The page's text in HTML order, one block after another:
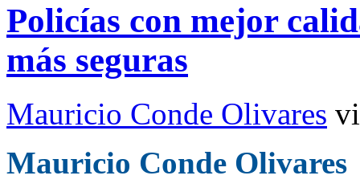
Policías con mejor
más seguras
Mauricio Conde Olivares
Mauricio Conde Olivares